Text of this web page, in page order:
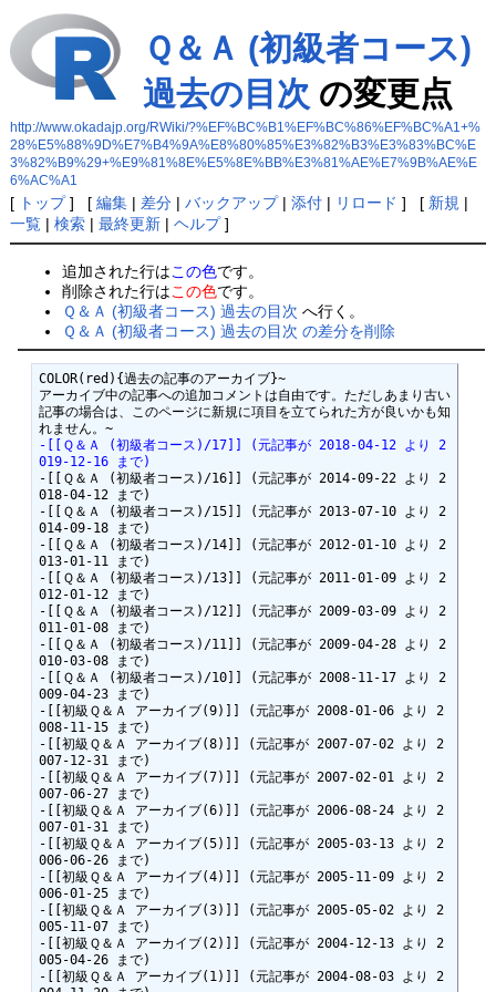
Ｑ＆Ａ (初級者コース)
過去の目次 の変更点
http://www.okadajp.org/RWiki/?%EF%BC%B1%EF%BC%86%EF%BC%A1+%
28%E5%88%9D%E7%B4%9A%E8%80%85%E3%82%B3%E3%83%BC%E
3%82%B9%29+%E9%81%8E%E5%8E%BB%E3%81%AE%E7%9B%AE%E
6%AC%A1
[ トップ] [ 編集| 差分| バックアップ| 添付| リロード ] [ 新規 |
一覧| 検索| 最終更新| ヘルプ]
追加された行はこの色です。
削除された行はこの色です。
Ｑ＆Ａ (初級者コース) 過去の目次 へ行く。
Ｑ＆Ａ (初級者コース) 過去の目次 の差分を削除
COLOR(red){過去の記事のアーカイブ}~
アーカイブ中の記事への追加コメントは自由です。ただしあまり古い
記事の場合は、このページに新規に項目を立てられた方が良いかも知
れません。~
-[[Ｑ＆Ａ (初級者コース)/17]] (元記事が 2018-04-12 より 2
019-12-16 まで)
-[[Ｑ＆Ａ (初級者コース)/16]] (元記事が 2014-09-22 より 2
018-04-12 まで)
-[[Ｑ＆Ａ (初級者コース)/15]] (元記事が 2013-07-10 より 2
014-09-18 まで)
-[[Ｑ＆Ａ (初級者コース)/14]] (元記事が 2012-01-10 より 2
013-01-11 まで)
-[[Ｑ＆Ａ (初級者コース)/13]] (元記事が 2011-01-09 より 2
012-01-12 まで)
-[[Ｑ＆Ａ (初級者コース)/12]] (元記事が 2009-03-09 より 2
011-01-08 まで)
-[[Ｑ＆Ａ (初級者コース)/11]] (元記事が 2009-04-28 より 2
010-03-08 まで)
-[[Ｑ＆Ａ (初級者コース)/10]] (元記事が 2008-11-17 より 2
009-04-23 まで)
-[[初級Ｑ＆Ａ アーカイブ(9)]] (元記事が 2008-01-06 より 2
008-11-15 まで)
-[[初級Ｑ＆Ａ アーカイブ(8)]] (元記事が 2007-07-02 より 2
007-12-31 まで)
-[[初級Ｑ＆Ａ アーカイブ(7)]] (元記事が 2007-02-01 より 2
007-06-27 まで)
-[[初級Ｑ＆Ａ アーカイブ(6)]] (元記事が 2006-08-24 より 2
007-01-31 まで)
-[[初級Ｑ＆Ａ アーカイブ(5)]] (元記事が 2005-03-13 より 2
006-06-26 まで)
-[[初級Ｑ＆Ａ アーカイブ(4)]] (元記事が 2005-11-09 より 2
006-01-25 まで)
-[[初級Ｑ＆Ａ アーカイブ(3)]] (元記事が 2005-05-02 より 2
005-11-07 まで)
-[[初級Ｑ＆Ａ アーカイブ(2)]] (元記事が 2004-12-13 より 2
005-04-26 まで)
-[[初級Ｑ＆Ａ アーカイブ(1)]] (元記事が 2004-08-03 より 2